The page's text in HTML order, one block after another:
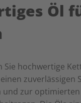
Öl
Sie hochwertige
zuverlässigen
und zur